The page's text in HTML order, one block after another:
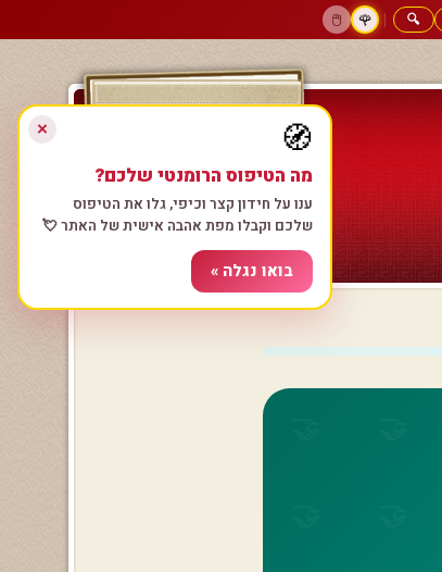
🔍
🌹
🖱️
הרשם עכשיו
התחבר
צימרים רומנטיים
חנות המתנות